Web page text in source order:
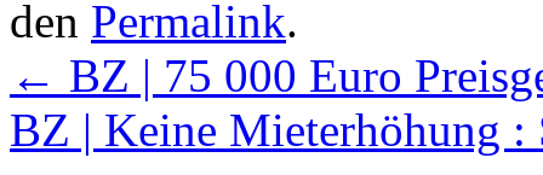
den Permalink.
← BZ | 75 000 Euro
BZ | Keine Mieterhöhung